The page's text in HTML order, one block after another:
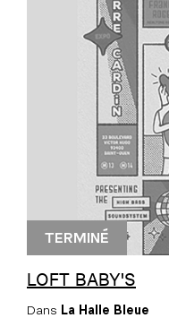
TERMINÉ
LOFT BABY'S
Dans La Halle Bleue